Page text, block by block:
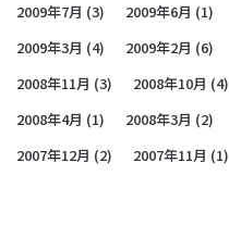
2009年7月 (3) 2009年6月 (1)
2009年3月 (4) 2009年2月 (6)
2008年11月 (3) 2008年10月 (4)
2008年4月 (1) 2008年3月 (2)
2007年12月 (2) 2007年11月 (1)